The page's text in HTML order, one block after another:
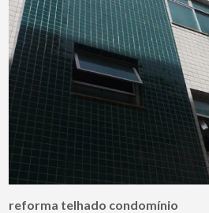
reforma telhado condomínio